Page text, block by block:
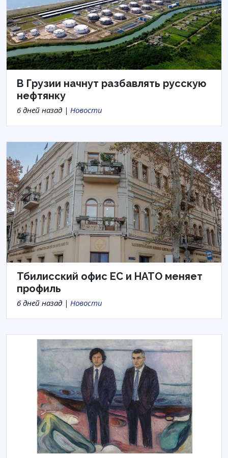
В Грузии начнут разбавлять русскую
нефтянку
6 дней назад | Новости
Тбилисский офис ЕС и НАТО меняет
профиль
6 дней назад | Новости